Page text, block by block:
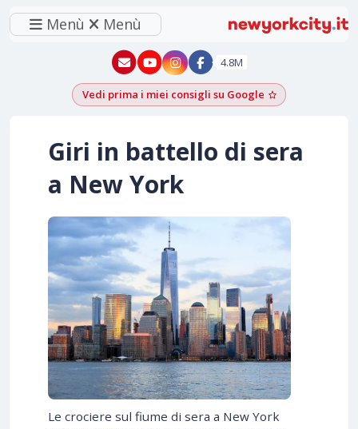
Menù Menù
New York - YouTube
New York - Instagram
4.8M
Vedi prima i miei consigli su Google Aggiungi
Giri in battello di sera
a New York
Le crociere sul fiume di sera a New York